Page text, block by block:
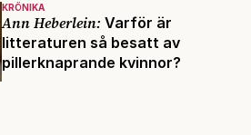
KRÖNIKA
Ann Heberlein: Varför är
litteraturen så besatt av
pillerknaprande kvinnor?